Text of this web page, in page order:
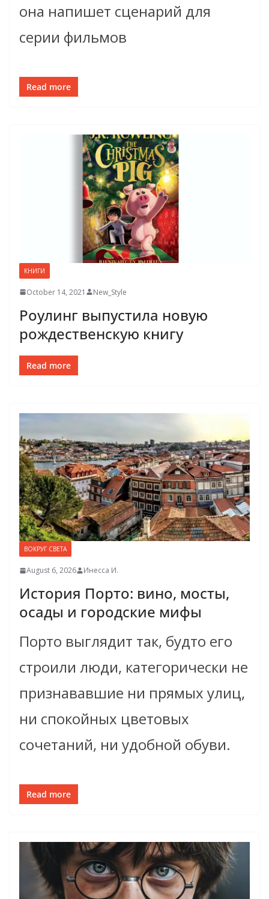
она напишет сценарий для
серии фильмов
Read more
КНИГИ
October 14, 2021 New_Style
Роулинг выпустила новую
рождественскую книгу
Read more
ВОКРУГ СВЕТА
August 6, 2026 Инесса И.
История Порто: вино, мосты,
осады и городские мифы
Порто выглядит так, будто его
строили люди, категорически не
признававшие ни прямых улиц,
ни спокойных цветовых
сочетаний, ни удобной обуви.
Read more